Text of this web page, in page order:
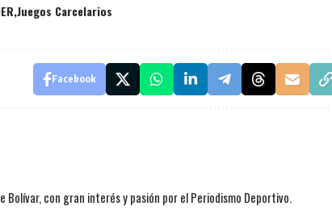
Juegos Carcelarios
Facebook
Bolívar, con gran interés y pasión por el Periodismo Deportivo.